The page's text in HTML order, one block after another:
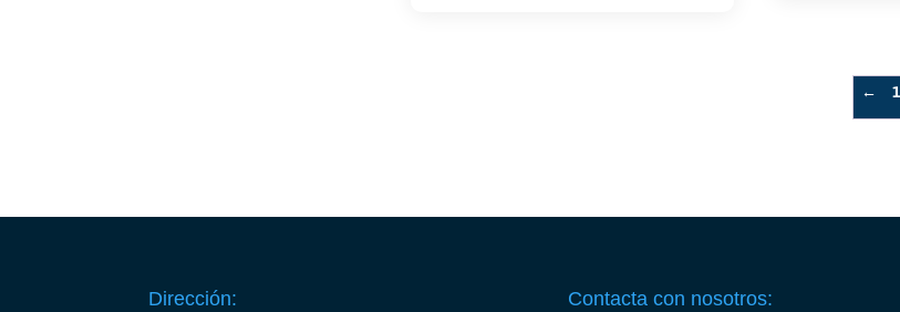
← 1
Dirección: Contacta con nosotros: